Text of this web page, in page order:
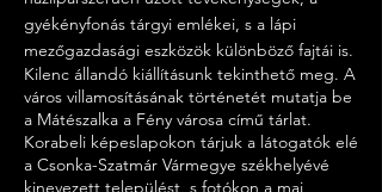
gyékényfonás tárgyi emlékei, s a lápi
mezőgazdasági eszközök különböző fajtái is.
Kilenc állandó kiállításunk tekinthető meg. A
város villamosításának történetét mutatja be
a Mátészalka a Fény városa című tárlat.
Korabeli képeslapokon tárjuk a látogatók elé
a Csonka-Szatmár Vármegye székhelyévé
kinevezett települést, s fotókon a mai